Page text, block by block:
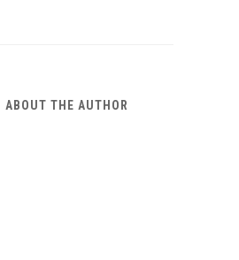
ABOUT THE AUTHOR